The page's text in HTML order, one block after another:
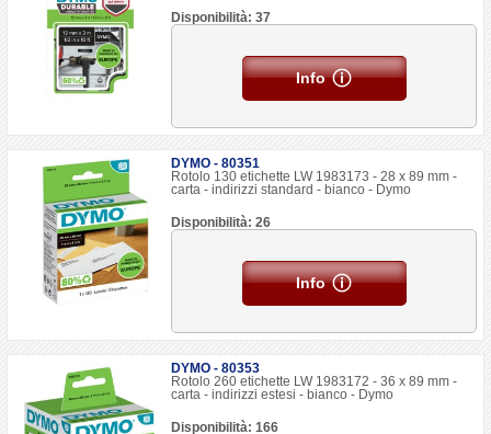
Disponibilità: 37
Info
DYMO - 80351
Rotolo 130 etichette LW 1983173 - 28 x 89 mm -
carta - indirizzi standard - bianco - Dymo
Disponibilità: 26
Info
DYMO - 80353
Rotolo 260 etichette LW 1983172 - 36 x 89 mm -
carta - indirizzi estesi - bianco - Dymo
Disponibilità: 166